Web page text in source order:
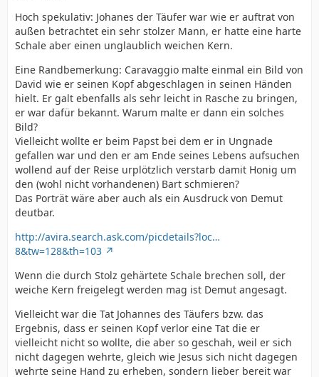
Hoch spekulativ: Johanes der Täufer war wie er auftrat von
außen betrachtet ein sehr stolzer Mann, er hatte eine harte
Schale aber einen unglaublich weichen Kern.
Eine Randbemerkung: Caravaggio malte einmal ein Bild von
David wie er seinen Kopf abgeschlagen in seinen Händen
hielt. Er galt ebenfalls als sehr leicht in Rasche zu bringen,
er war dafür bekannt. Warum malte er dann ein solches
Bild?
Vielleicht wollte er beim Papst bei dem er in Ungnade
gefallen war und den er am Ende seines Lebens aufsuchen
wollend auf der Reise urplötzlich verstarb damit Honig um
den (wohl nicht vorhandenen) Bart schmieren?
Das Porträt wäre aber auch als ein Ausdruck von Demut
deutbar.
http://avira.search.ask.com/picdetails?loc…
8&tw=128&th=103
Wenn die durch Stolz gehärtete Schale brechen soll, der
weiche Kern freigelegt werden mag ist Demut angesagt.
Vielleicht war die Tat Johannes des Täufers bzw. das
Ergebnis, dass er seinen Kopf verlor eine Tat die er
vielleicht nicht so wollte, die aber so geschah, weil er sich
nicht dagegen wehrte, gleich wie Jesus sich nicht dagegen
wehrte seine Hand zu erheben, sondern lieber bereit war